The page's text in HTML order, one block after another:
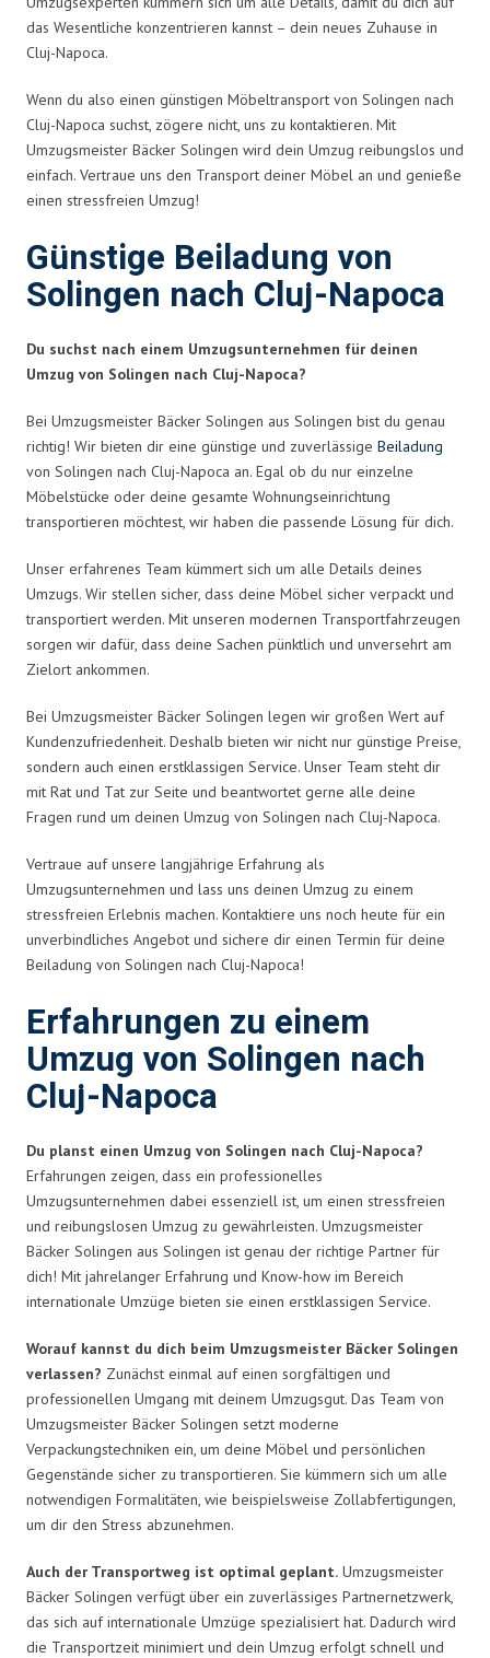
das Wesentliche konzentrieren kannst – dein neues Zuhause in
Cluj-Napoca.
Wenn du also einen günstigen Möbeltransport von Solingen nach
Cluj-Napoca suchst, zögere nicht, uns zu kontaktieren. Mit
Umzugsmeister Bäcker Solingen wird dein Umzug reibungslos und
einfach. Vertraue uns den Transport deiner Möbel an und genieße
einen stressfreien Umzug!
Günstige Beiladung von
Solingen nach Cluj-Napoca
Du suchst nach einem Umzugsunternehmen für deinen
Umzug von Solingen nach Cluj-Napoca?
Bei Umzugsmeister Bäcker Solingen aus Solingen bist du genau
richtig! Wir bieten dir eine günstige und zuverlässige Beiladung
von Solingen nach Cluj-Napoca an. Egal ob du nur einzelne
Möbelstücke oder deine gesamte Wohnungseinrichtung
transportieren möchtest, wir haben die passende Lösung für dich.
Unser erfahrenes Team kümmert sich um alle Details deines
Umzugs. Wir stellen sicher, dass deine Möbel sicher verpackt und
transportiert werden. Mit unseren modernen Transportfahrzeugen
sorgen wir dafür, dass deine Sachen pünktlich und unversehrt am
Zielort ankommen.
Bei Umzugsmeister Bäcker Solingen legen wir großen Wert auf
Kundenzufriedenheit. Deshalb bieten wir nicht nur günstige Preise,
sondern auch einen erstklassigen Service. Unser Team steht dir
mit Rat und Tat zur Seite und beantwortet gerne alle deine
Fragen rund um deinen Umzug von Solingen nach Cluj-Napoca.
Vertraue auf unsere langjährige Erfahrung als
Umzugsunternehmen und lass uns deinen Umzug zu einem
stressfreien Erlebnis machen. Kontaktiere uns noch heute für ein
unverbindliches Angebot und sichere dir einen Termin für deine
Beiladung von Solingen nach Cluj-Napoca!
Erfahrungen zu einem
Umzug von Solingen nach
Cluj-Napoca
Du planst einen Umzug von Solingen nach Cluj-Napoca?
Erfahrungen zeigen, dass ein professionelles
Umzugsunternehmen dabei essenziell ist, um einen stressfreien
und reibungslosen Umzug zu gewährleisten. Umzugsmeister
Bäcker Solingen aus Solingen ist genau der richtige Partner für
dich! Mit jahrelanger Erfahrung und Know-how im Bereich
internationale Umzüge bieten sie einen erstklassigen Service.
Worauf kannst du dich beim Umzugsmeister Bäcker Solingen
verlassen? Zunächst einmal auf einen sorgfältigen und
professionellen Umgang mit deinem Umzugsgut. Das Team von
Umzugsmeister Bäcker Solingen setzt moderne
Verpackungstechniken ein, um deine Möbel und persönlichen
Gegenstände sicher zu transportieren. Sie kümmern sich um alle
notwendigen Formalitäten, wie beispielsweise Zollabfertigungen,
um dir den Stress abzunehmen.
Auch der Transportweg ist optimal geplant. Umzugsmeister
Bäcker Solingen verfügt über ein zuverlässiges Partnernetzwerk,
das sich auf internationale Umzüge spezialisiert hat. Dadurch wird
die Transportzeit minimiert und dein Umzug erfolgt schnell und